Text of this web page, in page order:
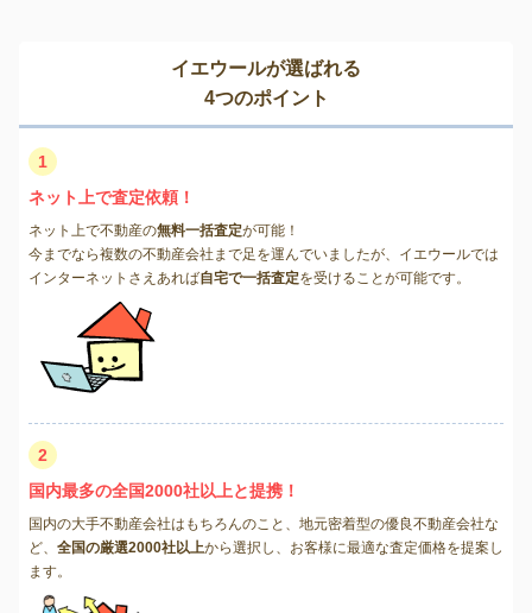
イエウールが選ばれる
4つのポイント
1
ネット上で査定依頼！
ネット上で不動産の無料一括査定が可能！
今までなら複数の不動産会社まで足を運んでいましたが、イエウールでは
インターネットさえあれば自宅で一括査定を受けることが可能です。
2
国内最多の全国2000社以上と提携！
国内の大手不動産会社はもちろんのこと、地元密着型の優良不動産会社な
ど、 全国の厳選2000社以上から選択し、お客様に最適な査定価格を提案し
ます。